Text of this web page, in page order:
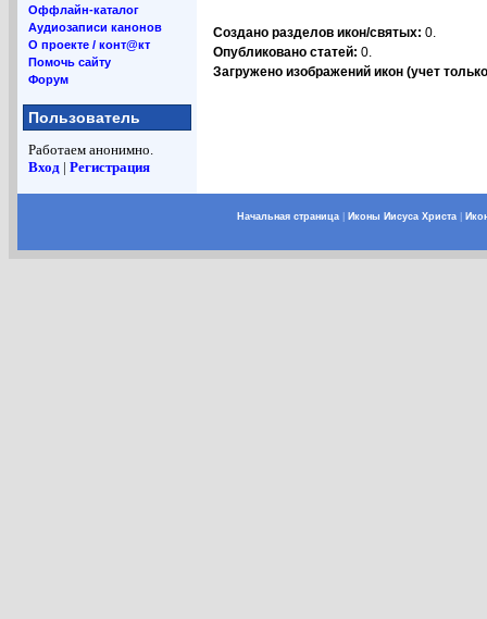
Оффлайн-каталог
Аудиозаписи канонов
О проекте / конт@кт
Помочь сайту
Форум
Пользователь
Работаем анонимно.
Вход | Регистрация
Создано разделов икон/святых: 0.
Опубликовано статей: 0.
Загружено изображений икон (учет
Начальная страница| Иконы Иисуса Христа|